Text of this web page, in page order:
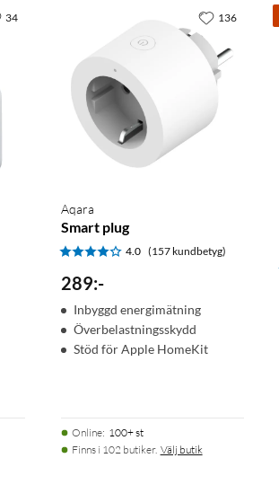
34
Aqara
Smart plug
4.0 (157 kundbetyg)
289:-
Inbyggd energimätning
Överbelastningsskydd
Stöd för Apple HomeKit
Online: 100+ st
Finns i 102 butiker. Välj butik
136